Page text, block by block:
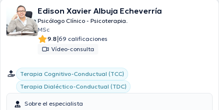
Edison Xavier Albuja Echeverría
Psicólogo Clínico - Psicoterapia.
MSc
9.8|69 calificaciones
Vídeo-consulta
Terapia Cognitivo-Conductual (TCC)
Terapia Dialéctico-Conductual (TDC)
Sobre el especialista